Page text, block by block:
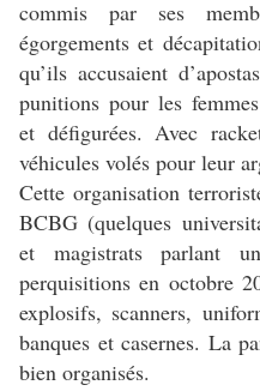
commis par ses
égorgements et
qu’ils accusaient
punitions pour les
et défigurées. Avec
véhicules volés pour leur
Cette organisation
BCBG (quelques
et magistrats parlant
perquisitions en octobre
explosifs, scanners,
banques et casernes. La
bien organisés.